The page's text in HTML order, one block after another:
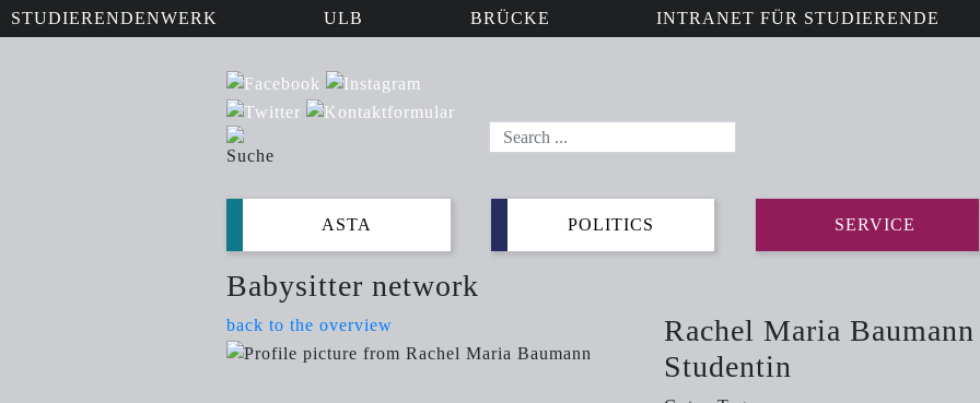
STUDIERENDENWERK ULB BRÜCKE INTRANET FÜR STUDIERENDE
ASTA POLITICS SERVICE
Babysitter network
back to the overview
Rachel Maria
Studentin